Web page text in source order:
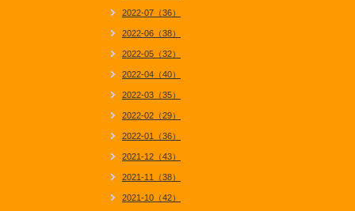
2022-07（36）
2022-06（38）
2022-05（32）
2022-04（40）
2022-03（35）
2022-02（29）
2022-01（36）
2021-12（43）
2021-11（38）
2021-10（42）